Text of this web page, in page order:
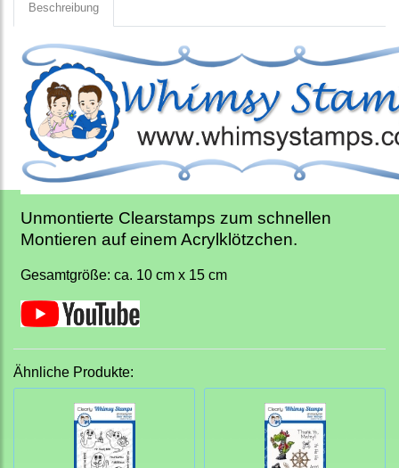
Beschreibung
Unmontierte Clearstamps zum schnellen
Montieren auf einem Acrylklötzchen.
Gesamtgröße: ca. 10 cm x 15 cm
Ähnliche Produkte: